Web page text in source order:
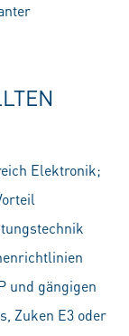
Elektronik;
und gängigen
Zuken E3 oder